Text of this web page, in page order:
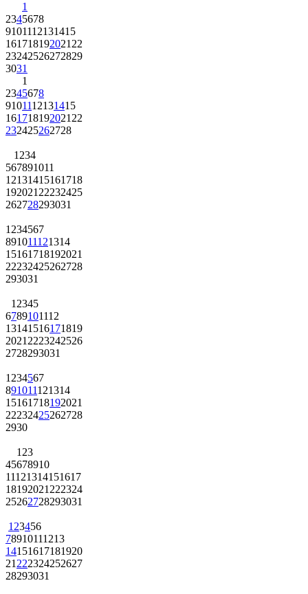
1
2345678
9101112131415
161718192021 22
23242526272829
3031
1
2345678
9101112131415
161718192021 22
232425262728
1 234
567891011
12131415161718
192021 22232425
262728293031
1 234567
891011121314
15161718192021
22232425262728
293031
1 2345
6789101112
13141516171819
2021 2223242526
2728293031
1 234567
891011121314
15161718192021
22232425262728
2930
1 23
45678910
11121314151617
18192021 222324
25262728293031
1 23456
78910111213
14151617181920
21 222324252627
28293031